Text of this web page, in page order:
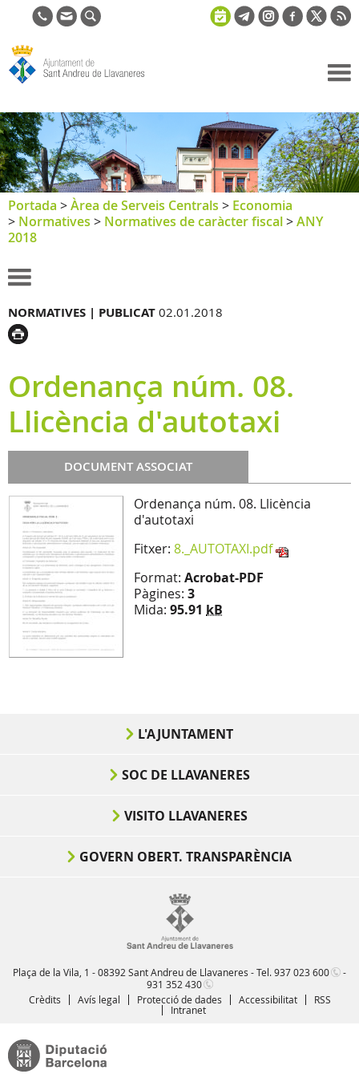
de Sant
Andreu de
Llavaneres
Portada >Àrea de Serveis Centrals > Economia
> Normatives > Normatives de caràcter fiscal>ANY
2018
NORMATIVES | PUBLICAT 02.01.2018
Ordenança núm. 08.
Llicència d'autotaxi
DOCUMENT ASSOCIAT
Ordenança núm. 08. Llicència
d'autotaxi
Fitxer: 8._AUTOTAXI.pdf
Format: Acrobat-PDF
Pàgines: 3
Mida: 95.91 kB
L'AJUNTAMENT
SOC DE LLAVANERES
VISITO LLAVANERES
GOVERN OBERT. TRANSPARÈNCIA
Plaça de la Vila, 1 - 08392 Sant Andreu de Llavaneres - Tel.937 023 600
-
931 352 430
Crèdits
Avís legal Protecció de dades Accessibilitat
RSS
Intranet